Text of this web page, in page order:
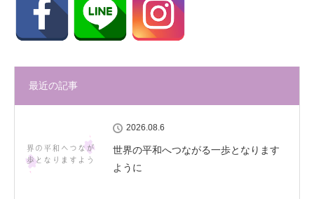
最近の記事
2026.08.6
世界の平和へつながる一歩となります
ように